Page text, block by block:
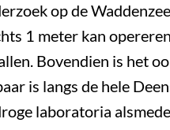
op de
1 meter kan
Bovendien is het
is langs de hele
laboratoria